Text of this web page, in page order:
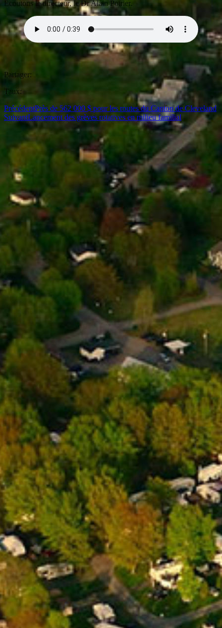
Écoutons le directeur, le Dr Alain Poirier.
Partager:
Taux:
PrécédentPrès de 562 000 $ pour les routes du Canton de Cleveland
SuivantLancement des grèves rotatives en milieu familial